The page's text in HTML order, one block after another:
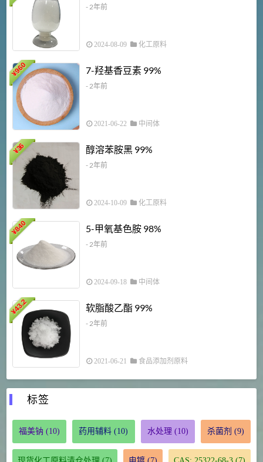
- 2年前
2024-08-09 化工原料
¥
960 7-羟基香豆素 99%
- 2年前
2021-06-22 中间体
¥
36 醇溶苯胺黑 99%
- 2年前
2024-10-09 化工原料
¥
840 5-甲氧基色胺 98%
- 2年前
2024-09-18 中间体
¥
43.2 软脂酸乙酯 99%
- 2年前
2021-06-21 食品添加剂原料
标签
福美钠 (10) 药用辅料 (10) 水处理 (10) 杀菌剂 (9)